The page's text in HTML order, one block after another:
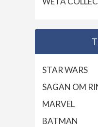
STAR WARS
SAGAN OM
MARVEL
BATMAN